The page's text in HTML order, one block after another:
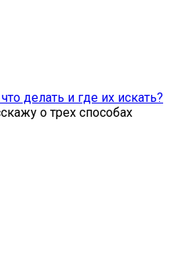
делать и где их искать?
о трех способах